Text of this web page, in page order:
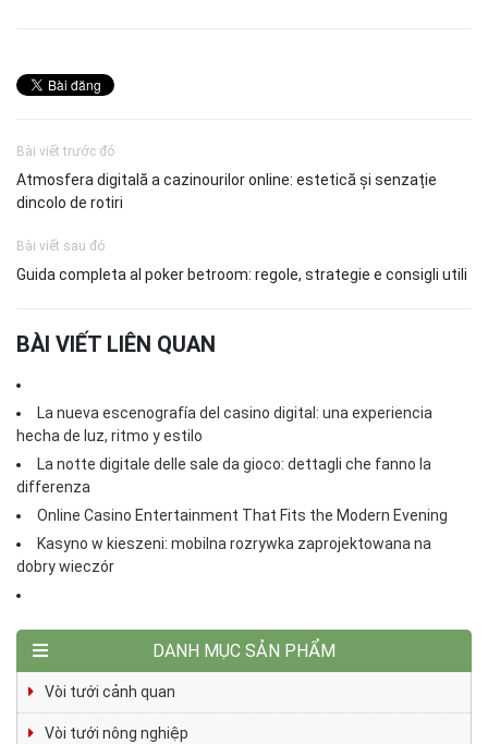
Bài viết trước đó
Atmosfera digitală a cazinourilor online: estetică și senzație
dincolo de rotiri
Bài viết sau đó
Guida completa al poker betroom: regole, strategie e consigli utili
BÀI VIẾT LIÊN QUAN
La nueva escenografía del casino digital: una experiencia
hecha de luz, ritmo y estilo
La notte digitale delle sale da gioco: dettagli che fanno la
differenza
Online Casino Entertainment That Fits the Modern Evening
Kasyno w kieszeni: mobilna rozrywka zaprojektowana na
dobry wieczór
DANH MỤC SẢN PHẨM
Vòi tưới cảnh quan
Vòi tưới nông nghiệp